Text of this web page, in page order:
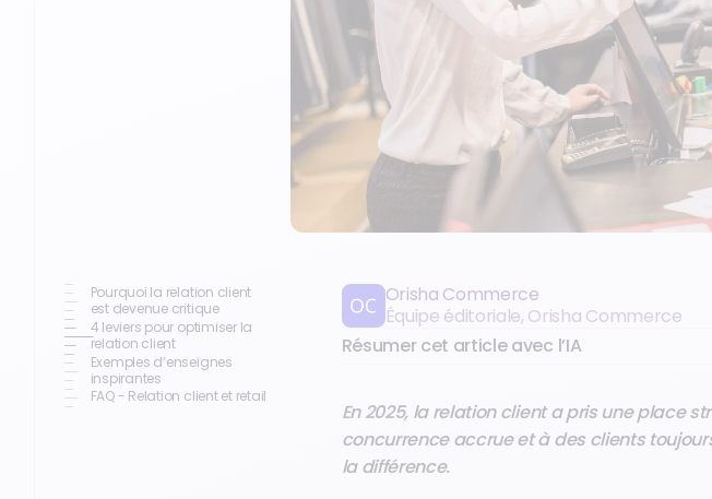
Pourquoi la relation client
est devenue critique
4 leviers pour optimiser la
relation client
Exemples d’enseignes
inspirantes
FAQ - Relation client et retail
Orisha Commerce
Équipe éditoriale, Orisha Commerce
Résumer cet article avec l’IA
En 2025, la relation client a pris une place
concurrence accrue et à des clients
la différence.